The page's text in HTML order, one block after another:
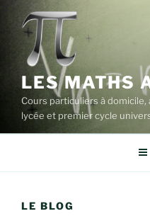
contenu
principal
LES MATHS
Cours particuliers à
lycée et premier cycle
LE BLOG